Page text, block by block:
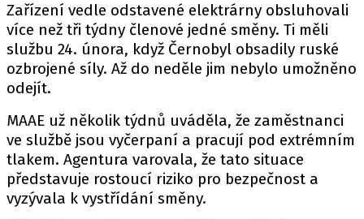
Zařízení vedle odstavené elektrárny obsluhovali
více než tři týdny členové jedné směny. Ti měli
službu 24. února, když Černobyl obsadily ruské
ozbrojené síly. Až do neděle jim nebylo umožněno
odejít.
MAAE už několik týdnů uváděla, že zaměstnanci
ve službě jsou vyčerpaní a pracují pod extrémním
tlakem. Agentura varovala, že tato situace
představuje rostoucí riziko pro bezpečnost a
vyzývala k vystřídání směny.